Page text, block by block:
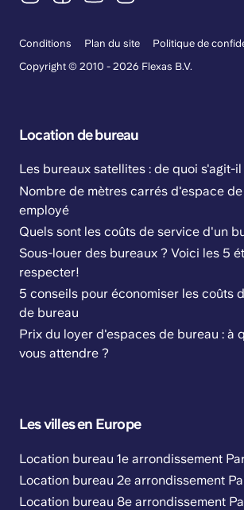
Conditions Plan du site
Politique de
Copyright © 2010 - 2026 Flexas B.V.
Location de bureau
Les bureaux satellites : de quoi s'agit-il
Nombre de mètres carrés d'espace
employé
Quels sont les coûts de service d'un
Sous-louer des bureaux ? Voici les 5
respecter!
5 conseils pour économiser les coûts
de bureau
Prix du loyer d'espaces de bureau : à
vous attendre ?
Les villes en Europe
Location bureau 1e arrondissement
Location bureau 2e arrondissement
Location bureau 8e arrondissement